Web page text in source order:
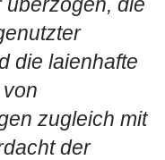
überzogen, die
die laienhafte
zugleich mit
der